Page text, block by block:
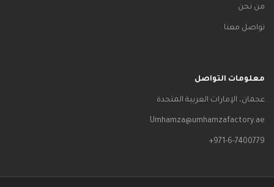
من نحن
تواصل معنا
معلومات التواصل
عجمان، الإمارات العربية المتحدة
Umhamza@umhamzafactory.ae
971-6-7400779+